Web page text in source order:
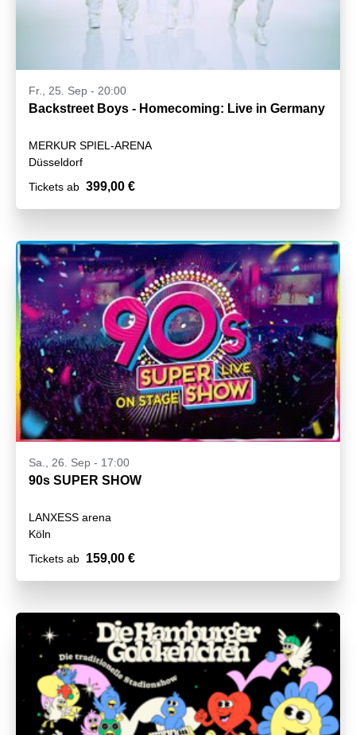
Fr., 25. Sep - 20:00
Backstreet Boys - Homecoming: Live in Germany
MERKUR SPIEL-ARENA
Düsseldorf
Tickets ab 399,00 €
Sa., 26. Sep - 17:00
90s SUPER SHOW
LANXESS arena
Köln
Tickets ab 159,00 €